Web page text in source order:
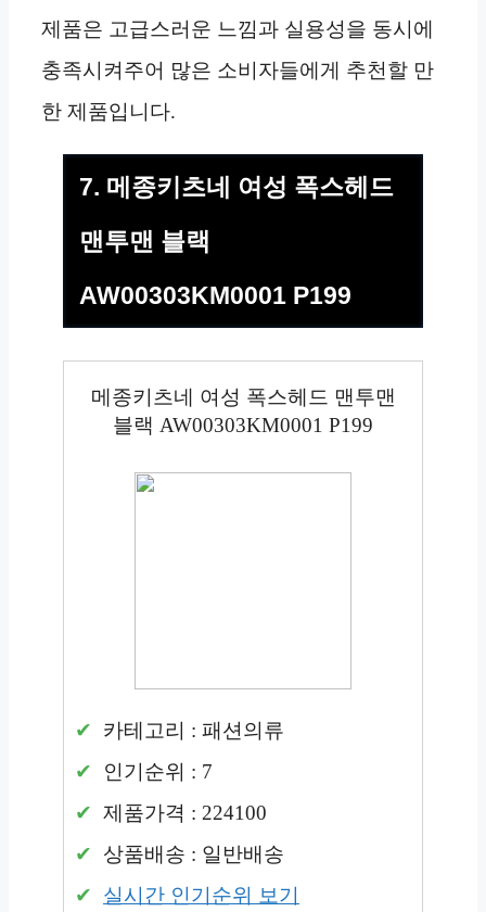
제품은 고급스러운 느낌과 실용성을 동시에
충족시켜주어 많은 소비자들에게 추천할 만
한 제품입니다.
7. 메종키츠네 여성 폭스헤드
맨투맨 블랙
AW00303KM0001 P199
메종키츠네 여성 폭스헤드 맨투맨
블랙 AW00303KM0001 P199
카테고리 : 패션의류
인기순위 : 7
제품가격 : 224100
상품배송 : 일반배송
실시간 인기순위 보기